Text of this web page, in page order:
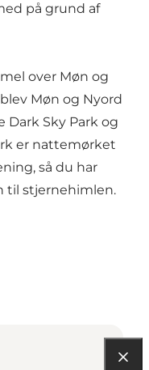
på grund af
over Møn og
Møn og Nyord
Sky Park og
er nattemørket
så du har
til stjernehimlen.